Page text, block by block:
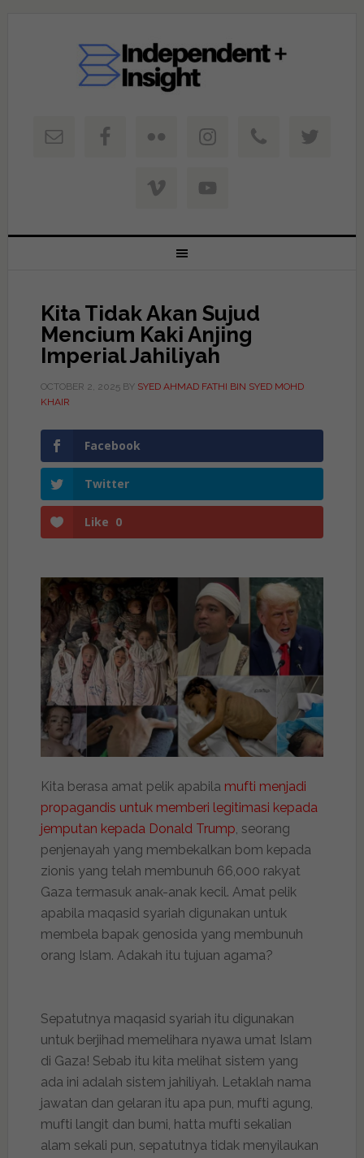
Kita Tidak Akan Sujud
Mencium Kaki Anjing
Imperial Jahiliyah
OCTOBER 2, 2025BY SYED AHMAD FATHI BIN SYED MOHD
KHAIR
Facebook
Twitter
Like 0
Kita berasa amat pelik apabila mufti menjadi
propagandis untuk memberi legitimasi kepada
jemputan kepada Donald Trump, seorang
penjenayah yang membekalkan bom kepada
zionis yang telah membunuh 66,000 rakyat
Gaza termasuk anak-anak kecil. Amat pelik
apabila maqasid syariah digunakan untuk
membela bapak genosida yang membunuh
orang Islam. Adakah itu tujuan agama?
Sepatutnya maqasid syariah itu digunakan
untuk berjihad memelihara nyawa umat Islam
di Gaza! Sebab itu kita melihat sistem yang
ada ini adalah sistem jahiliyah. Letaklah nama
jawatan dan gelaran itu apa pun, mufti agung,
mufti langit dan bumi, hatta mufti sekalian
alam sekali pun, sepatutnya tidak menyilaukan